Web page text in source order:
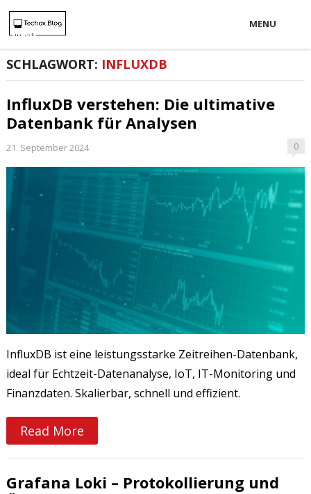
MENU
SCHLAGWORT: INFLUXDB
InfluxDB verstehen: Die ultimative
Datenbank für Analysen
21. September 2024 0
InfluxDB ist eine leistungsstarke Zeitreihen-Datenbank,
ideal für Echtzeit-Datenanalyse, IoT, IT-Monitoring und
Finanzdaten. Skalierbar, schnell und effizient.
Read More
Grafana Loki – Protokollierung und